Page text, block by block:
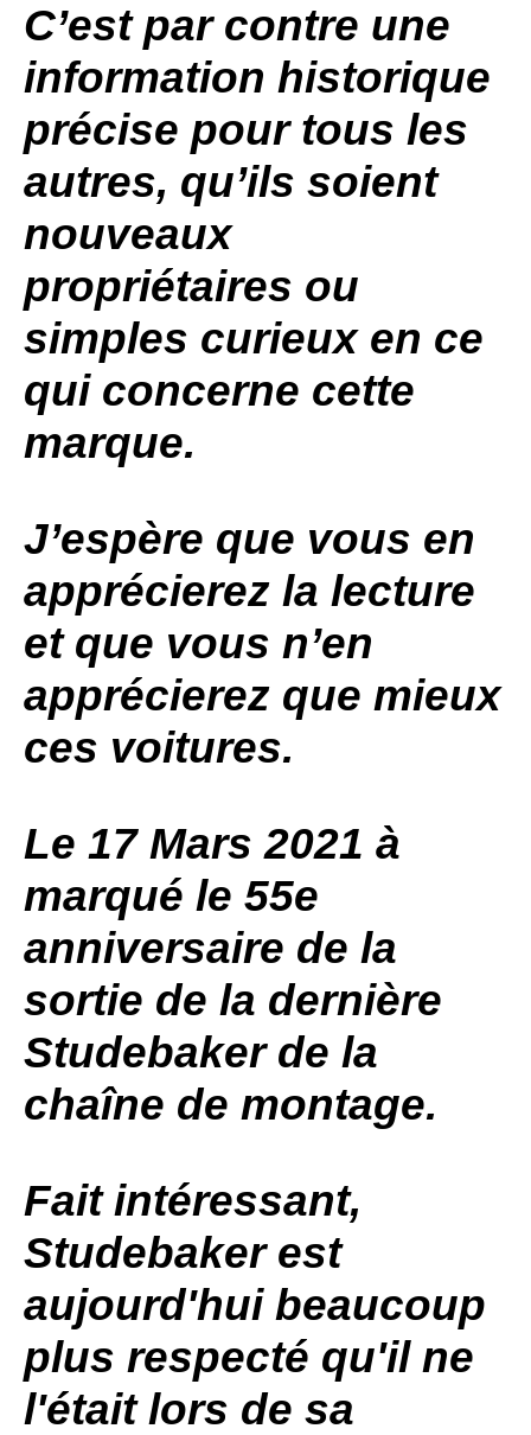
C’est par contre une
information historique
précise pour tous les
autres, qu’ils soient
nouveaux
propriétaires ou
simples curieux en ce
qui concerne cette
marque.
J’espère que vous en
apprécierez la lecture
et que vous n’en
apprécierez que mieux
ces voitures.
Le 17 Mars 2021 à
marqué le 55e
anniversaire de la
sortie de la dernière
Studebakerde la
chaîne de montage.
Fait intéressant,
Studebakerest
aujourd'hui beaucoup
plus respecté qu'il ne
l'était lors de sa